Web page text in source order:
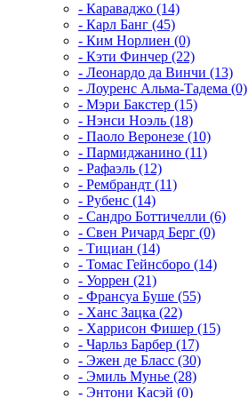
- Караваджо (14)
- Карл Банг (45)
- Ким Норлиен (0)
- Кэти Финчер (22)
- Леонардо да Винчи (13)
- Лоуренс Альма-Тадема (0)
- Мэри Бакстер (15)
- Нэнси Ноэль (18)
- Паоло Веронезе (10)
- Пармиджанино (11)
- Рафаэль (12)
- Рембрандт (11)
- Рубенс (14)
- Сандро Боттичелли (6)
- Свен Ричард Берг (0)
- Тициан (14)
- Томас Гейнсборо (14)
- Уоррен (21)
- Франсуа Буше (55)
- Ханс Зацка (22)
- Харрисон Фишер (15)
- Чарльз Барбер (17)
- Эжен де Бласс (30)
- Эмиль Мунье (28)
- Энтони Касэй (0)